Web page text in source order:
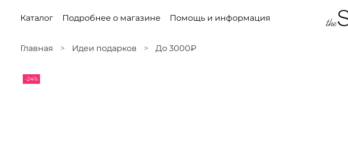
Каталог Подробнее о магазине Помощь и информация
Главная Идеи подарков До 3000₽
-24%